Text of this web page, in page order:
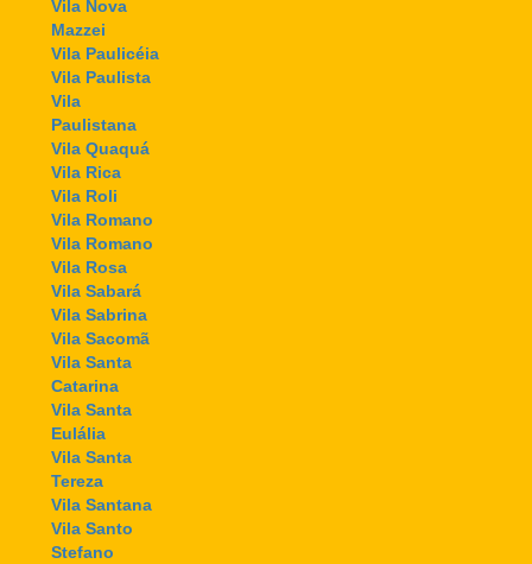
Vila Nova
Mazzei
Vila Paulicéia
Vila Paulista
Vila
Paulistana
Vila Quaquá
Vila Rica
Vila Roli
Vila Romano
Vila Romano
Vila Rosa
Vila Sabará
Vila Sabrina
Vila Sacomã
Vila Santa
Catarina
Vila Santa
Eulália
Vila Santa
Tereza
Vila Santana
Vila Santo
Stefano